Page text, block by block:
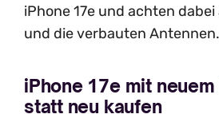
iPhone 17e und achten
und die verbauten Antennen.
iPhone 17e mit
statt neu kaufen